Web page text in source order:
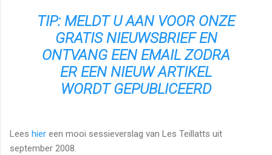
TIP:MELDT U AAN VOOR ONZE
GRATIS NIEUWSBRIEF EN
ONTVANG EEN EMAIL ZODRA
ER EEN NIEUW ARTIKEL
WORDT GEPUBLICEERD
Lees hier een mooi sessieverslag van Les Teillatts uit
september 2008.